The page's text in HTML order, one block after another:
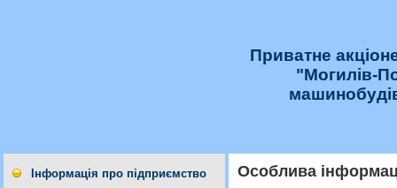
Приватне
"Могилів-
Інформація про підприємство
Особлива